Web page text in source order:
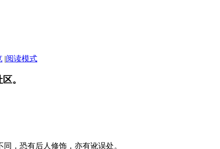
|阅读模式
。
，恐有后人修饰，亦有讹误处。